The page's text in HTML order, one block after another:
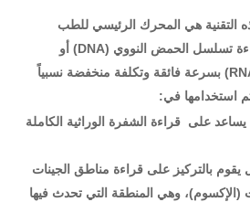
التقنية هي المحرك الرئيسي للطب
تسلسل الحمض النووي (DNA)
أو
بسرعة فائقة وتكلفة منخفضة نسبياً
استخدامها في:
يساعد على قراءة الشفرة الوراثية الكاملة
يقوم بالتركيز على قراءة مناطق الجينات
(الإكسوم)، وهي المنطقة التي تحدث فيها